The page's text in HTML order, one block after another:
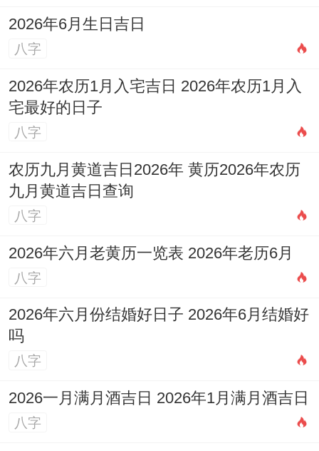
2026年6月生日吉日
八字
2026年农历1月入宅吉日 2026年农历1月入
宅最好的日子
八字
农历九月黄道吉日2026年 黄历2026年农历
九月黄道吉日查询
八字
2026年六月老黄历一览表 2026年老历6月
八字
2026年六月份结婚好日子 2026年6月结婚好
吗
八字
2026一月满月酒吉日 2026年1月满月酒吉日
八字